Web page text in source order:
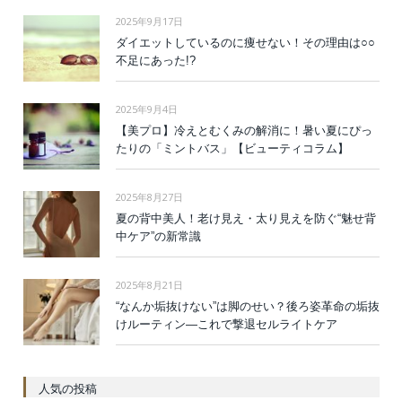
2025年9月17日
ダイエットしているのに痩せない！その理由は○○
不足にあった!?
2025年9月4日
【美プロ】冷えとむくみの解消に！暑い夏にぴっ
たりの「ミントバス」【ビューティコラム】
2025年8月27日
夏の背中美人！老け見え・太り見えを防ぐ“魅せ背
中ケア”の新常識
2025年8月21日
“なんか垢抜けない”は脚のせい？後ろ姿革命の垢抜
けルーティン—これで撃退セルライトケア
人気の投稿